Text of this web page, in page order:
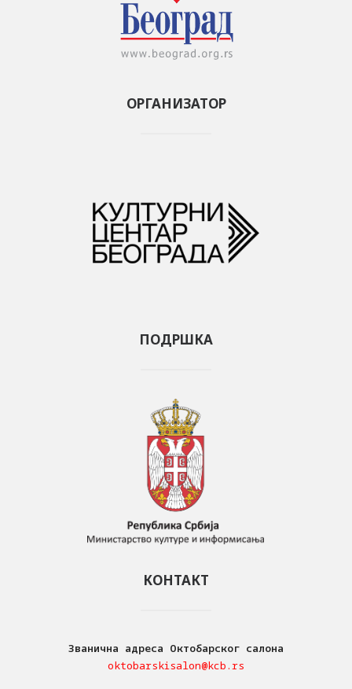
ОРГАНИЗАТОР
ПОДРШКА
КОНТАКТ
Званична адреса Октобарског салона
oktobarskisalon@kcb.rs